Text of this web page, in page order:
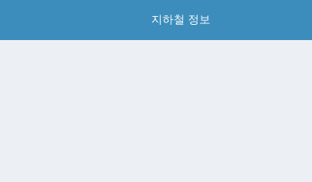
지하철 정보